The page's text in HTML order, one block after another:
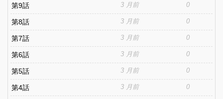
第9話 3 月前 0
第8話 3 月前 0
第7話 3 月前 0
第6話 3 月前 0
第5話 3 月前 0
第4話 3 月前 0